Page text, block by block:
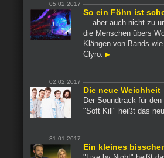
05.02.2017
So ein Föhn ist
... aber auch nicht zu
die Menschen übers
Klängen von Bands
Clyro.
02.02.2017
Die neue Weichheit
Der Soundtrack für
"Soft Kill" heißt das
31.01.2017
Ein kleines